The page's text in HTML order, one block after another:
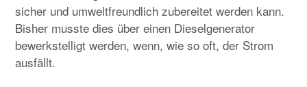
sicher und umweltfreundlich zubereitet werden kann.
Bisher musste dies über einen Dieselgenerator
bewerkstelligt werden, wenn, wie so oft, der Strom
ausfällt.